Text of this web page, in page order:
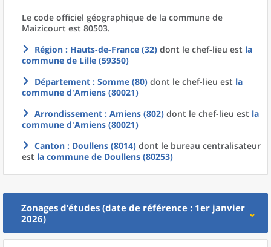
Le code officiel géographique de la commune de
Maizicourt est 80503.
Région : Hauts-de-France (32) dont le chef-lieu est la
commune de Lille (59350)
Département : Somme (80) dont le chef-lieu est la
commune d'Amiens (80021)
Arrondissement : Amiens (802) dont le chef-lieu est la
commune d'Amiens (80021)
Canton : Doullens (8014) dont le bureau centralisateur
est la commune de Doullens (80253)
Zonages d’études (date de référence : 1er janvier
2026)